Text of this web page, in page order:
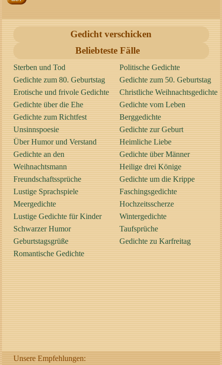
Gedicht verschicken
Beliebteste Fälle
Sterben und Tod
Gedichte zum 80. Geburtstag
Erotische und frivole Gedichte
Gedichte über die Ehe
Gedichte zum Richtfest
Unsinnspoesie
Über Humor und Verstand
Gedichte an den
Weihnachtsmann
Freundschaftssprüche
Lustige Sprachspiele
Meergedichte
Lustige Gedichte für Kinder
Schwarzer Humor
Geburtstagsgrüße
Romantische Gedichte
Politische Gedichte
Gedichte zum 50. Geburtstag
Christliche Weihnachtsgedichte
Gedichte vom Leben
Berggedichte
Gedichte zur Geburt
Heimliche Liebe
Gedichte über Männer
Heilige drei Könige
Gedichte um die Krippe
Faschingsgedichte
Hochzeitsscherze
Wintergedichte
Taufsprüche
Gedichte zu Karfreitag
Unsere Empfehlungen: